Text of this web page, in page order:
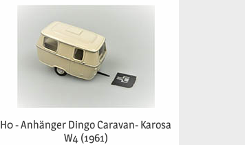
H0 - Anhänger Dingo Caravan- Karosa
W4 (1961)